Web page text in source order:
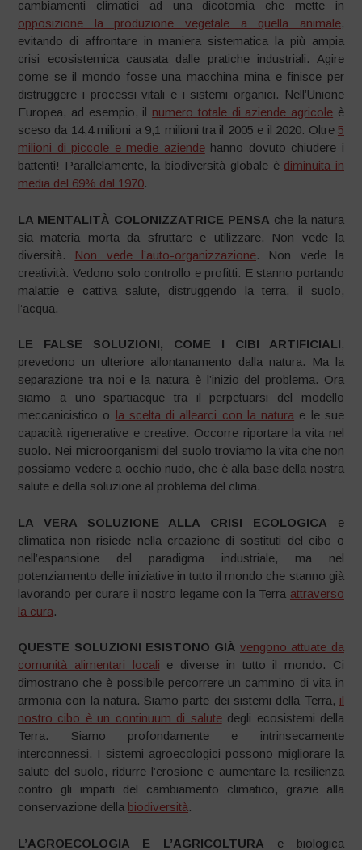
cambiamenti climatici ad una dicotomia che mette in
opposizione la produzione vegetale a quella animale,
evitando di affrontare in maniera sistematica la più ampia
crisi ecosistemica causata dalle pratiche industriali. Agire
come se il mondo fosse una macchina mina e finisce per
distruggere i processi vitali e i sistemi organici. Nell’Unione
Europea, ad esempio, il numero totale di aziende agricole è
sceso da 14,4 milioni a 9,1 milioni tra il 2005 e il 2020. Oltre 5
milioni di piccole e medie aziendehanno dovuto chiudere i
battenti! Parallelamente, la biodiversità globale è diminuita in
media del 69% dal 1970.
LA MENTALITÀ COLONIZZATRICE PENSA che la natura
sia materia morta da sfruttare e utilizzare. Non vede la
diversità. Non vede l’auto-organizzazione. Non vede la
creatività. Vedono solo controllo e profitti. E stanno portando
malattie e cattiva salute, distruggendo la terra, il suolo,
l’acqua.
LE FALSE SOLUZIONI, COME I CIBI ARTIFICIALI,
prevedono un ulteriore allontanamento dalla natura. Ma la
separazione tra noi e la natura è l’inizio del problema. Ora
siamo a uno spartiacque tra il perpetuarsi del modello
meccanicistico o la scelta di allearci con la natura e le sue
capacità rigenerative e creative. Occorre riportare la vita nel
suolo. Nei microorganismi del suolo troviamo la vita che non
possiamo vedere a occhio nudo, che è alla base della nostra
salute e della soluzione al problema del clima.
LA VERA SOLUZIONE ALLA CRISI ECOLOGICA e
climatica non risiede nella creazione di sostituti del cibo o
nell’espansione del paradigma industriale, ma nel
potenziamento delle iniziative in tutto il mondo che stanno già
lavorando per curare il nostro legame con la Terra attraverso
la cura.
QUESTE SOLUZIONI ESISTONO GIÀ vengono attuate da
comunità alimentari locali e diverse in tutto il mondo. Ci
dimostrano che è possibile percorrere un cammino di vita in
armonia con la natura. Siamo parte dei sistemi della Terra, il
nostro cibo è un continuum di salutedegli ecosistemi della
Terra. Siamo profondamente e intrinsecamente
interconnessi. I sistemi agroecologici possono migliorare la
salute del suolo, ridurre l’erosione e aumentare la resilienza
contro gli impatti del cambiamento climatico, grazie alla
conservazione della biodiversità.
L’AGROECOLOGIA E L’AGRICOLTURA e biologica